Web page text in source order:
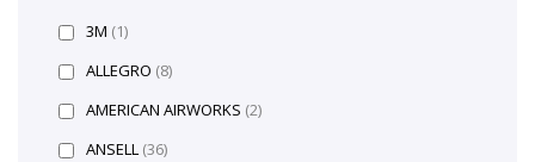
3M (1)
ALLEGRO (8)
AMERICAN AIRWORKS (2)
ANSELL (36)